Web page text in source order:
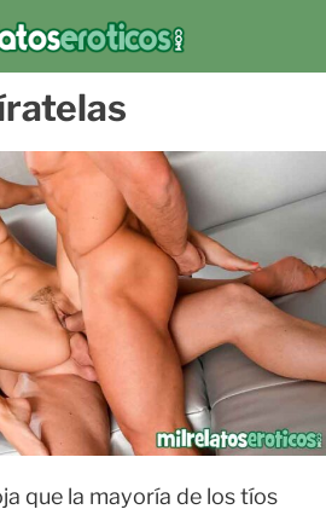
que la mayoría de los tíos